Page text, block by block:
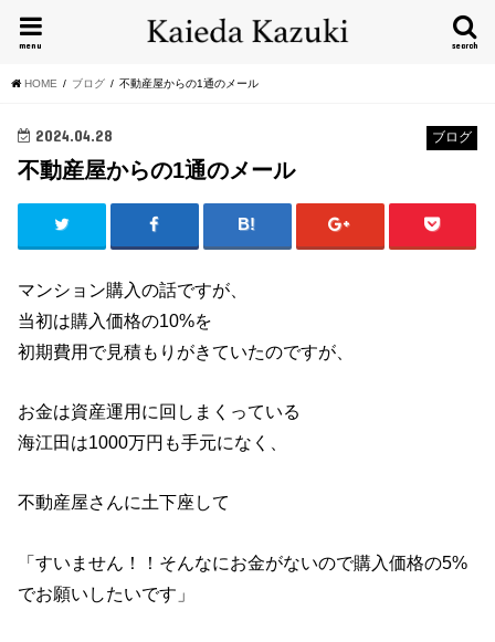
search
menu
HOME ブログ 不動産屋からの1通のメール
ブログ
2024.04.28
不動産屋からの1通のメール
マンション購入の話ですが、
当初は購入価格の10%を
初期費用で見積もりがきていたのですが、
お金は資産運用に回しまくっている
海江田は1000万円も手元になく、
不動産屋さんに土下座して
「すいません！！そんなにお金がないので購入価格の5%
でお願いしたいです」